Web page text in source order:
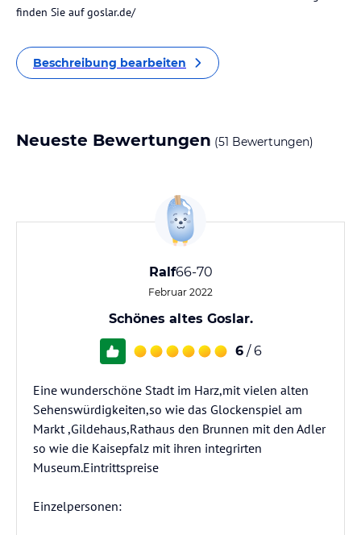
finden Sie auf goslar.de/
Beschreibung bearbeiten
Neueste Bewertungen (51 Bewertungen)
Ralf66-70
Februar 2022
Schönes altes Goslar.
6 / 6
Eine wunderschöne Stadt im Harz,mit vielen alten
Sehenswürdigkeiten,so wie das Glockenspiel am
Markt ,Gildehaus,Rathaus den Brunnen mit den Adler
so wie die Kaisepfalz mit ihren integrirten
Museum.Eintrittspreise
Einzelpersonen: